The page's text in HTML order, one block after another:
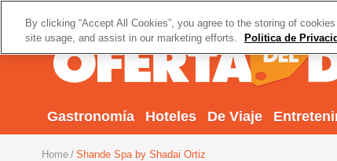
Gastronomía Hoteles De Viaje
Home Shande Spa by Shadai Ortiz
By clicking “Accept All Cookies”, you agree to the storing of
site usage, and assist in our marketing efforts.
Politica de